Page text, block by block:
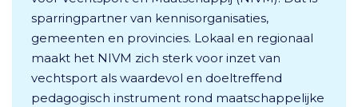
sparringpartner van kennisorganisaties,
gemeenten en provincies. Lokaal en regionaal
maakt het NIVM zich sterk voor inzet van
vechtsport als waardevol en doeltreffend
pedagogisch instrument rond maatschappelijke